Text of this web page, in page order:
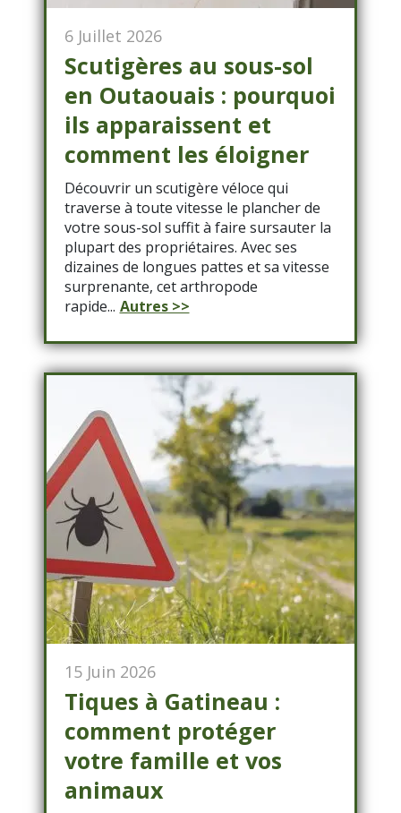
6 Juillet 2026
Scutigères au sous-sol
en Outaouais : pourquoi
ils apparaissent et
comment les éloigner
Découvrir un scutigère véloce qui
traverse à toute vitesse le plancher de
votre sous-sol suffit à faire sursauter la
plupart des propriétaires. Avec ses
dizaines de longues pattes et sa vitesse
surprenante, cet arthropode
rapide... Autres >>
15 Juin 2026
Tiques à Gatineau :
comment protéger
votre famille et vos
animaux